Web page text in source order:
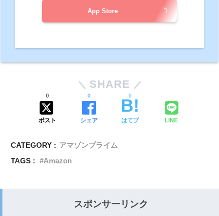
App Store
SHARE
ポスト
0
シェア
0
はてブ
0
LINE
CATEGORY : アマゾンプライム
TAGS :
Amazon
スポンサーリンク